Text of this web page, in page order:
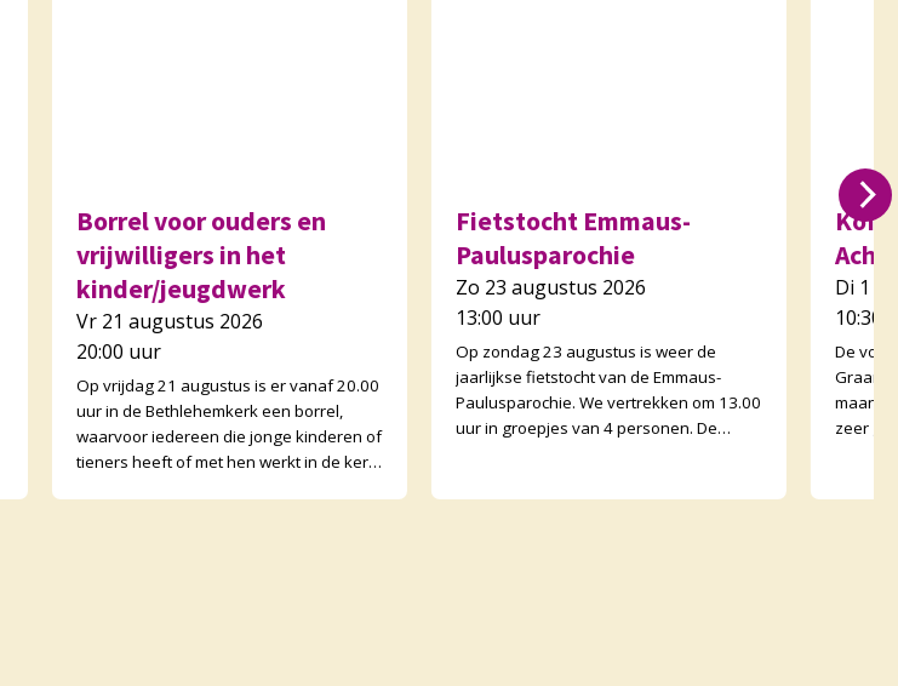
Borrel voor ouders en
vrijwilligers in het
kinder/jeugdwerk
Vr 21 augustus 2026
20:00 uur
Op vrijdag 21 augustus is er vanaf 20.00
uur in de Bethlehemkerk een borrel,
waarvoor iedereen die jonge kinderen of
tieners heeft of met hen werkt in de kerk
Fietstocht Emmaus-
Paulusparochie
Zo 23 augustus 2026
13:00 uur
Op zondag 23 augustus is weer de
jaarlijkse fietstocht van de Emmaus-
Paulusparochie. We vertrekken om 13.00
uur in groepjes van 4 personen. De
Di 1
10:30
De
maand
zeer